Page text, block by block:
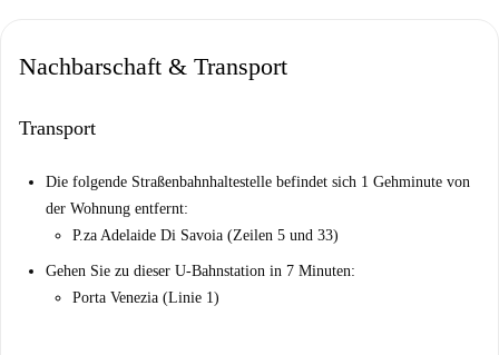
Nachbarschaft & Transport
Transport
Die folgende Straßenbahnhaltestelle befindet sich 1 Gehminute von
der Wohnung entfernt:
P.za Adelaide Di Savoia (Zeilen 5 und 33)
Gehen Sie zu dieser U-Bahnstation in 7 Minuten:
Porta Venezia (Linie 1)